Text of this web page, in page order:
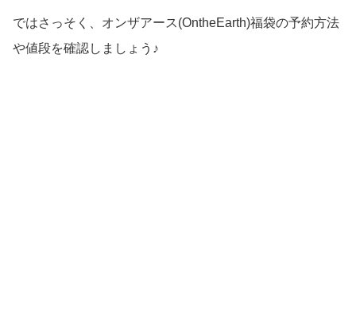
ではさっそく、オンザアース(OntheEarth)福袋の予約方法
や値段を確認しましょう♪